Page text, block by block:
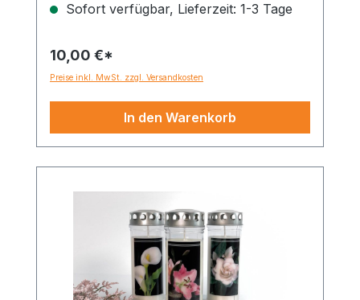
Sofort verfügbar, Lieferzeit: 1-3 Tage
10,00 €*
Preise inkl. MwSt. zzgl. Versandkosten
In den Warenkorb